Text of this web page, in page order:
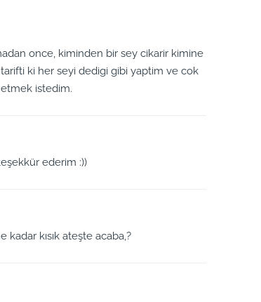
once, kiminden bir sey cikarir kimine
ki her seyi dedigi gibi yaptim ve cok
istedim.
ederim :))
kadar kısık ateşte acaba,?